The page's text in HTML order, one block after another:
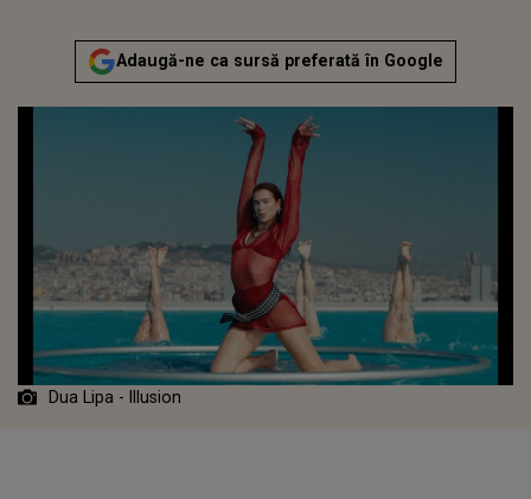
Adaugă-ne ca sursă preferată în Google
Dua Lipa - Illusion